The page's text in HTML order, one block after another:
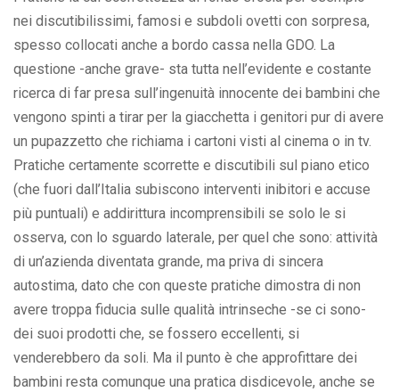
nei discutibilissimi, famosi e subdoli ovetti con sorpresa,
spesso collocati anche a bordo cassa nella GDO. La
questione -anche grave- sta tutta nell’evidente e costante
ricerca di far presa sull’ingenuità innocente dei bambini che
vengono spinti a tirar per la giacchetta i genitori pur di avere
un pupazzetto che richiama i cartoni visti al cinema o in tv.
Pratiche certamente scorrette e discutibili sul piano etico
(che fuori dall’Italia subiscono interventi inibitori e accuse
più puntuali) e addirittura incomprensibili se solo le si
osserva, con lo sguardo laterale, per quel che sono: attività
di un’azienda diventata grande, ma priva di sincera
autostima, dato che con queste pratiche dimostra di non
avere troppa fiducia sulle qualità intrinseche -se ci sono-
dei suoi prodotti che, se fossero eccellenti, si
venderebbero da soli. Ma il punto è che approfittare dei
bambini resta comunque una pratica disdicevole, anche se